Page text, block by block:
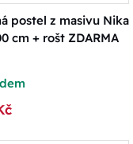
postel z masivu Nika
cm + rošt ZDARMA